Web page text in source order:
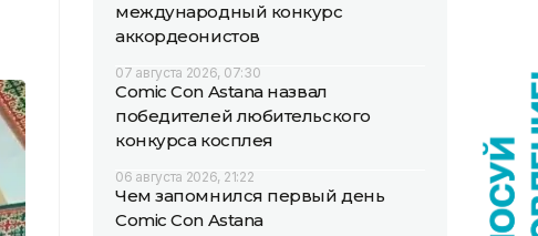
международный конкурс
аккордеонистов
07 августа 2026, 07:30
Comic Con Astana назвал
победителей любительского
конкурса косплея
06 августа 2026, 21:22
Чем запомнился первый день
Comic Con Astana